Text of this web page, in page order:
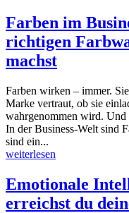
Farben im
richtigen
machst
Farben wirken – immer.
Marke vertraut, ob sie
wahrgenommen wird. Und
In der Business-Welt sind
sind ein...
weiterlesen
Emotionale
erreichst du